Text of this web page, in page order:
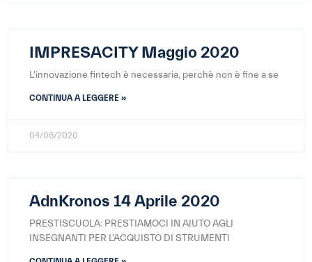
IMPRESACITY Maggio 2020
L'innovazione fintech è necessaria, perchè non è fine a se
CONTINUA A LEGGERE »
04/06/2020
AdnKronos 14 Aprile 2020
PRESTISCUOLA: PRESTIAMOCI IN AIUTO AGLI
INSEGNANTI PER L’ACQUISTO DI STRUMENTI